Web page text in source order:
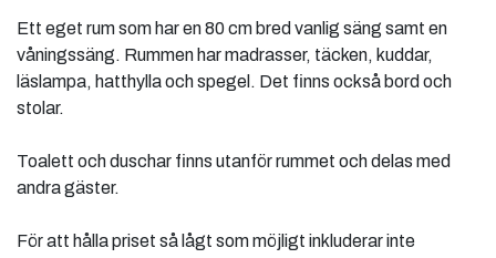
Ett eget rum som har en 80 cm bred vanlig säng samt en
våningssäng. Rummen har madrasser, täcken, kuddar,
läslampa, hatthylla och spegel. Det finns också bord och
stolar.
Toalett och duschar finns utanför rummet och delas med
andra gäster.
För att hålla priset så lågt som möjligt inkluderar inte